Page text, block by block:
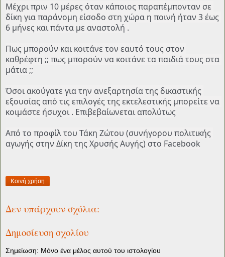
Μέχρι πριν 10 μέρες όταν κάποιος παραπέμπονταν σε
δίκη για παράνομη είσοδο στη χώρα η ποινή ήταν 3 έως
6 μήνες και πάντα με αναστολή .
Πως μπορούν και κοιτάνε τον εαυτό τους στον
καθρέφτη ;; πως μπορούν να κοιτάνε τα παιδιά τους στα
μάτια ;;
Όσοι ακούγατε για την ανεξαρτησία της δικαστικής
εξουσίας από τις επιλογές της εκτελεστικής μπορείτε να
κοιμάστε ήσυχοι . Επιβεβαίωνεται απολύτως
Από το προφίλ του Τάκη Ζώτου (συνήγορου πολιτικής
αγωγής στην Δίκη της Χρυσής Αυγής) στο Facebook
Κοινή χρήση
Δεν υπάρχουν σχόλια:
Δημοσίευση σχολίου
Σημείωση: Μόνο ένα μέλος αυτού του ιστολογίου